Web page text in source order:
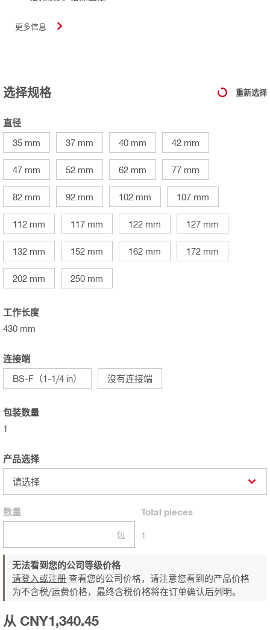
更多信息
选择规格 重新选择
直径
35 mm
37 mm 40 mm 42 mm
47 mm 52 mm 62 mm 77 mm
82 mm 92 mm 102 mm 107 mm
112 mm 117 mm 122 mm 127 mm
132 mm 152 mm 162 mm 172 mm
202 mm 250 mm
工作长度
430 mm
连接端
BS-F（1-1/4 in）
沒有连接端
包装数量
1
产品选择
请选择
数量
包
Total pieces
1
无法看到您的公司等级价格
请登入或注册 查看您的公司价格，请注意您看到的产品价格
为不含税/运费价格，最终含税价格将在订单确认后列明。
从 CNY1,340.45